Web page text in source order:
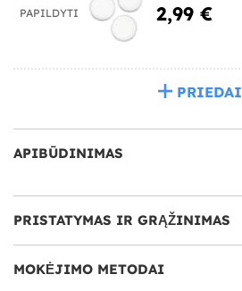
PAPILDYTI 2,99 €
PRIEDAI
APIBŪDINIMAS
PRISTATYMAS IR GRĄŽINIMAS
MOKĖJIMO METODAI